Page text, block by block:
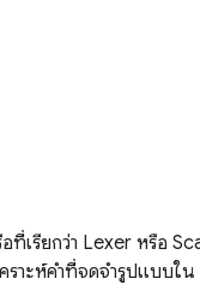
ที่เรียกว่า Lexer หรือ
ราะห์คำที่จดจำรูปแบบใน